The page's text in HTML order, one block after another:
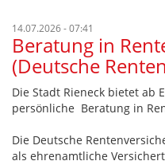
14.07.2026 - 07:41
Beratung in
(Deutsche
Die Stadt Rieneck bietet ab
persönliche Beratung in
Die Deutsche
als ehrenamtliche